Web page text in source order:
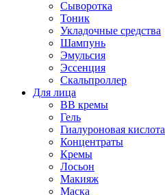
Сыворотка
Тоник
Укладочные средства
Шампунь
Эмульсия
Эссенция
Скальпроллер
Для лица
BB кремы
Гель
Гиалуроновая кислота
Концентраты
Кремы
Лосьон
Макияж
Маска